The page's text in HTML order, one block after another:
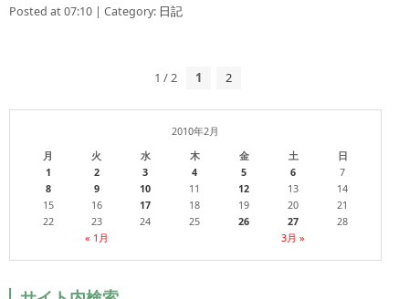
Posted at 07:10 | Category: 日記
1 / 2 1 2
2010年2月
月
火 水 木 金 土 日
« 1月 3月 »
1 2 3 4 5 6
7
8
9 10 11 12 13
14
15
16 17 18 19 20
21
22
23 24 25 26 27 28